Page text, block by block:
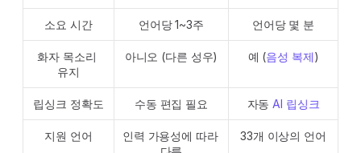
소요 시간 언어당 1~3주 언어당 몇 분
화자 목소리
유지
아니오 (다른 성우) 예 (음성 복제)
립싱크 정확도 수동 편집 필요 자동 AI 립싱크
지원 언어
인력 가용성에 따라
33개 이상의 언어